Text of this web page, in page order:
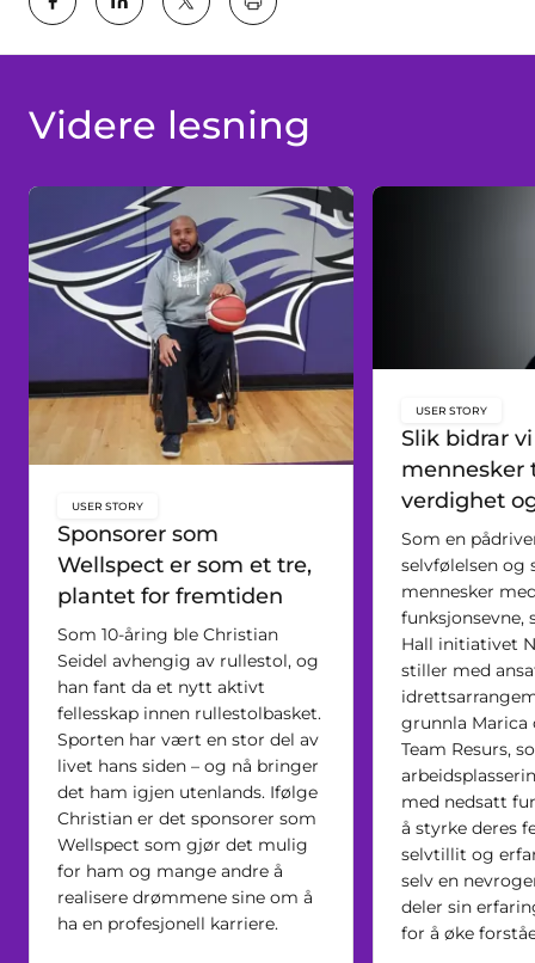
key:global.print-this-page
Videre lesning
Sponsorer som
Wellspect er som et tre,
plantet for fremtiden
USER STORY
Som 10-åring ble Christian
Seidel avhengig av rullestol, og
han fant da et nytt aktivt
fellesskap innen rullestolbasket.
Sporten har vært en stor del av
livet hans siden – og nå bringer
det ham igjen utenlands. Ifølge
Christian er det sponsorer som
Wellspect som gjør det mulig
for ham og mange andre å
realisere drømmene sine om å
ha en profesjonell karriere.
Slik bidrar
mennesker
verdighet
USER STORY
Som en
selvfølelsen og
mennesker
funksjonsevne,
Hall initiativet
stiller med
grunnla Marica
Team Resurs,
med nedsatt
å styrke deres
selvtillit og
selv en
deler sin
for å øke